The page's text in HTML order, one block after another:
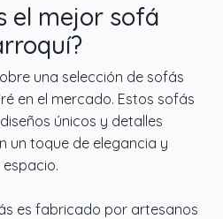
el mejor sofá
una selección de sofás
en el mercado. Estos sofás
únicos y detalles
un toque de elegancia y
es fabricado por artesanos